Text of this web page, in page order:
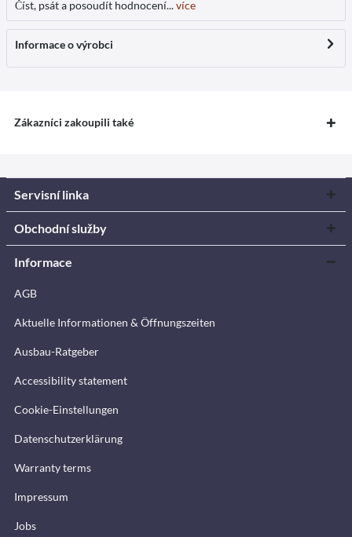
Číst, psát a posoudít hodnocení...více
Informace o výrobci
Zákazníci zakoupili také
Servisní linka
Obchodní služby
Informace
AGB
Aktuelle Informationen & Öffnungszeiten
Ausbau-Ratgeber
Accessibility statement
Cookie-Einstellungen
Datenschutzerklärung
Warranty terms
Impressum
Jobs